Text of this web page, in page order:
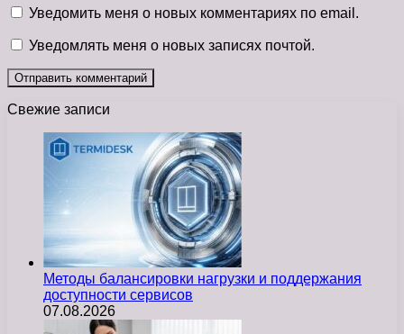
Уведомить меня о новых комментариях по email.
Уведомлять меня о новых записях почтой.
Свежие записи
Методы балансировки нагрузки и поддержания
доступности сервисов
07.08.2026